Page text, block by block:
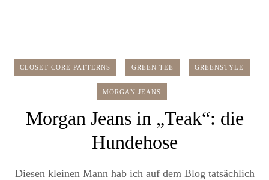
CLOSET CORE PATTERNS GREEN TEE GREENSTYLE
MORGAN JEANS
Morgan Jeans in „Teak“: die
Hundehose
Diesen kleinen Mann hab ich auf dem Blog tatsächlich